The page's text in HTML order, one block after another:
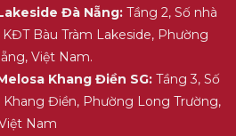
Đà Nẵng:Tầng 2, Số nhà
Bàu Tràm Lakeside, Phường
Việt Nam.
Khang Điền SG:Tầng 3, Số
Điền, Phường Long Trường,
Nam